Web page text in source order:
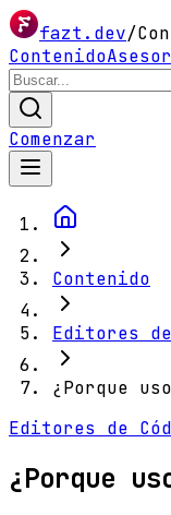
fazt.dev/
Contenido
Comenzar
Contenido
Editores
¿Porque
Editores de
¿Porque